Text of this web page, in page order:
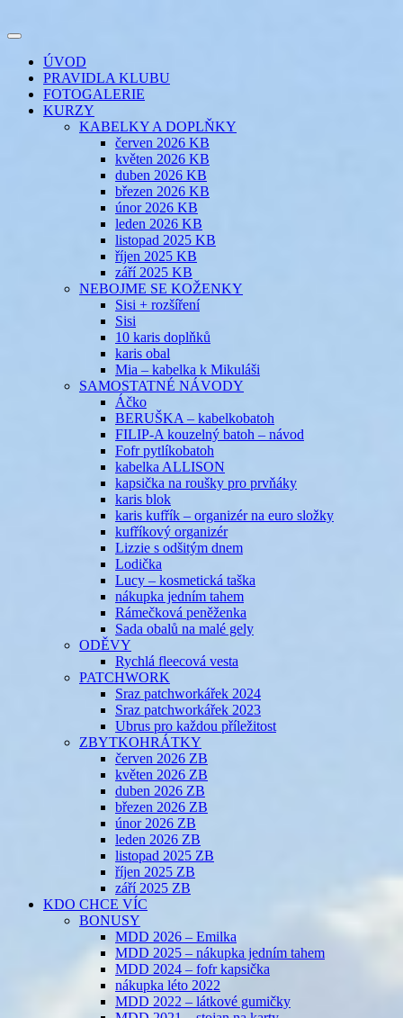
k
webuEVIKLUB
šicí klub
Toggle
navigation
ÚVOD
PRAVIDLA KLUBU
FOTOGALERIE
KURZY
KABELKY A DOPLŇKY
červen 2026 KB
květen 2026 KB
duben 2026 KB
březen 2026 KB
únor 2026 KB
leden 2026 KB
listopad 2025 KB
říjen 2025 KB
září 2025 KB
NEBOJME SE KOŽENKY
Sisi + rozšíření
Sisi
10 karis doplňků
karis obal
Mia – kabelka k Mikuláši
SAMOSTATNÉ NÁVODY
Áčko
BERUŠKA – kabelkobatoh
FILIP-A kouzelný batoh – návod
Fofr pytlíkobatoh
kabelka ALLISON
kapsička na roušky pro prvňáky
karis blok
karis kufřík – organizér na euro složky
kufříkový organizér
Lizzie s odšitým dnem
Lodička
Lucy – kosmetická taška
nákupka jedním tahem
Rámečková peněženka
Sada obalů na malé gely
ODĚVY
Rychlá fleecová vesta
PATCHWORK
Sraz patchworkářek 2024
Sraz patchworkářek 2023
Ubrus pro každou příležitost
ZBYTKOHRÁTKY
červen 2026 ZB
květen 2026 ZB
duben 2026 ZB
březen 2026 ZB
únor 2026 ZB
leden 2026 ZB
listopad 2025 ZB
říjen 2025 ZB
září 2025 ZB
KDO CHCE VÍC
BONUSY
MDD 2026 – Emilka
MDD 2025 – nákupka jedním tahem
MDD 2024 – fofr kapsička
nákupka léto 2022
MDD 2022 – látkové gumičky